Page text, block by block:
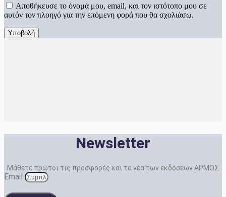
Αποθήκευσε το όνομά μου, email, και τον ιστότοπο μου σε
αυτόν τον πλοηγό για την επόμενη φορά που θα σχολιάσω.
Newsletter
Μάθετε πρώτοι τις προσφορές και τα νέα των εκδόσεων ΑΡΜΟΣ
Email